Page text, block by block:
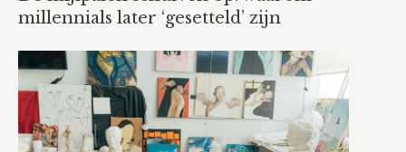
millennials later ‘gesetteld’ zijn